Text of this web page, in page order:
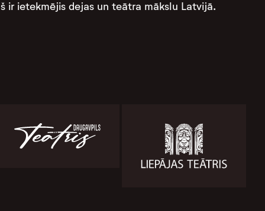
ir ietekmējis dejas un teātra mākslu Latvijā.